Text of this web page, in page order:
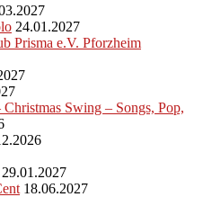
24.01.2027
Prisma e.V. Pforzheim
Swing – Songs, Pop,
29.01.2027
18.06.2027